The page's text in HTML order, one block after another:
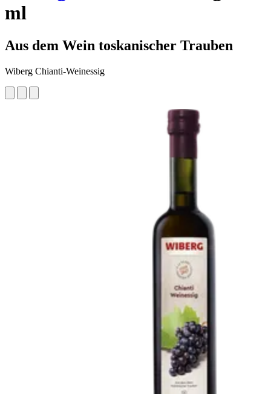
ml
Aus dem Wein toskanischer Trauben
Wiberg Chianti-Weinessig